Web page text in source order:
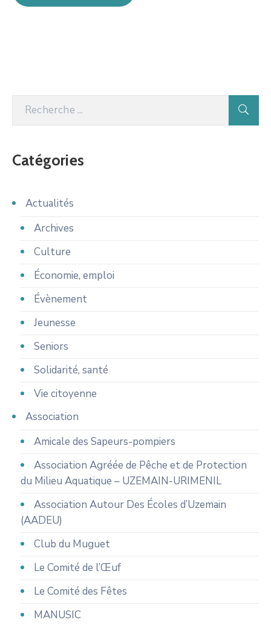
Catégories
Actualités
Archives
Culture
Économie, emploi
Évènement
Jeunesse
Seniors
Solidarité, santé
Vie citoyenne
Association
Amicale des Sapeurs-pompiers
Association Agréée de Pêche et de Protection
du Milieu Aquatique – UZEMAIN-URIMENIL
Association Autour Des Écoles d’Uzemain
(AADEU)
Club du Muguet
Le Comité de l’Œuf
Le Comité des Fêtes
MANUSIC